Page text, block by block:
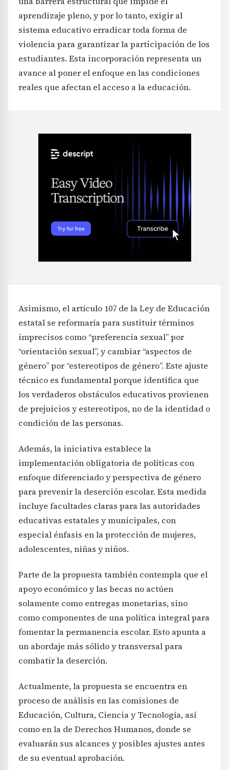
aprendizaje pleno, y por lo tanto, exigir al
sistema educativo erradicar toda forma de
violencia para garantizar la participación de los
estudiantes. Esta incorporación representa un
avance al poner el enfoque en las condiciones
reales que afectan el acceso a la educación.
Asimismo, el artículo 107 de la Ley de Educación
estatal se reformaría para sustituir términos
imprecisos como “preferencia sexual” por
“orientación sexual”, y cambiar “aspectos de
género” por “estereotipos de género”. Este ajuste
técnico es fundamental porque identifica que
los verdaderos obstáculos educativos provienen
de prejuicios y estereotipos, no de la identidad o
condición de las personas.
Además, la iniciativa establece la
implementación obligatoria de políticas con
enfoque diferenciado y perspectiva de género
para prevenir la deserción escolar. Esta medida
incluye facultades claras para las autoridades
educativas estatales y municipales, con
especial énfasis en la protección de mujeres,
adolescentes, niñas y niños.
Parte de la propuesta también contempla que el
apoyo económico y las becas no actúen
solamente como entregas monetarias, sino
como componentes de una política integral para
fomentar la permanencia escolar. Esto apunta a
un abordaje más sólido y transversal para
combatir la deserción.
Actualmente, la propuesta se encuentra en
proceso de análisis en las comisiones de
Educación, Cultura, Ciencia y Tecnología, así
como en la de Derechos Humanos, donde se
evaluarán sus alcances y posibles ajustes antes
de su eventual aprobación.